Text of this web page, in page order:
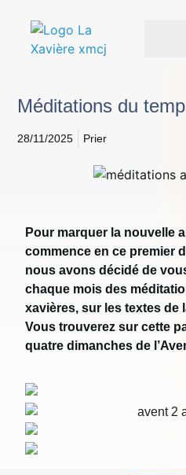
Méditations du
28/11/2025 Prier
Pour marquer la nouvelle
commence en ce premier
nous avons décidé de
chaque mois des
xavières, sur les textes de
Vous trouverez sur cette
quatre dimanches de